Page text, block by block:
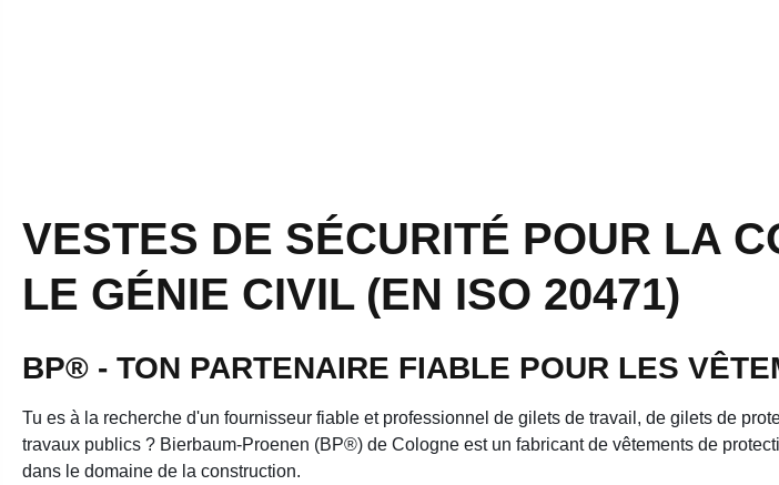
VESTES DE SÉCURITÉ POUR LA
LE GÉNIE CIVIL (EN ISO 20471)
BP® - TON PARTENAIRE FIABLE POUR LES
Tu es à la recherche d'un fournisseur fiable et professionnel de gilets de travail, de gilets de
travaux publics ? Bierbaum-Proenen (BP®) de Cologne est un fabricant de vêtements de
dans le domaine de la construction.